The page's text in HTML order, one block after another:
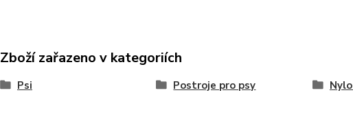
Zboží zařazeno v kategoriích
Psi Postroje pro psy